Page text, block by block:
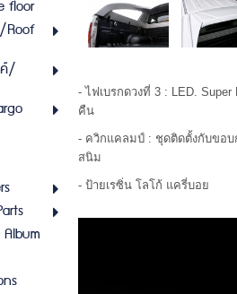
floor
Roof
ค์/
- ไฟเบรกดวงที่ 3 : LED.
คืน
- ควิกแคลมป์ : ชุดติดตั้งกับขอบ
สนิม
- ป้ายเรซิ่น โลโก้ แครี่บอย